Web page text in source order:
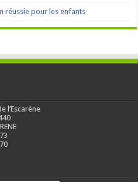
réussie pour les enfants
l’Escarène